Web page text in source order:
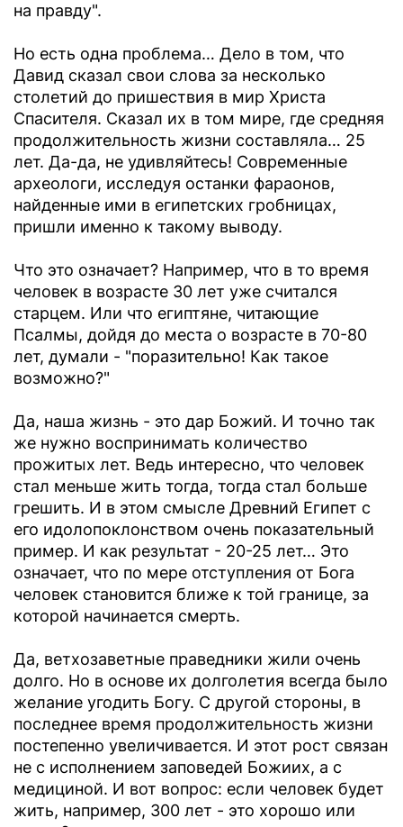
на правду".
Но есть одна проблема… Дело в том, что
Давид сказал свои слова за несколько
столетий до пришествия в мир Христа
Спасителя. Сказал их в том мире, где средняя
продолжительность жизни составляла… 25
лет. Да-да, не удивляйтесь! Современные
археологи, исследуя останки фараонов,
найденные ими в египетских гробницах,
пришли именно к такому выводу.
Что это означает? Например, что в то время
человек в возрасте 30 лет уже считался
старцем. Или что египтяне, читающие
Псалмы, дойдя до места о возрасте в 70-80
лет, думали - "поразительно! Как такое
возможно?"
Да, наша жизнь - это дар Божий. И точно так
же нужно воспринимать количество
прожитых лет. Ведь интересно, что человек
стал меньше жить тогда, тогда стал больше
грешить. И в этом смысле Древний Египет c
его идолопоклонством очень показательный
пример. И как результат - 20-25 лет… Это
означает, что по мере отступления от Бога
человек становится ближе к той границе, за
которой начинается смерть.
Да, ветхозаветные праведники жили очень
долго. Но в основе их долголетия всегда было
желание угодить Богу. С другой стороны, в
последнее время продолжительность жизни
постепенно увеличивается. И этот рост связан
не с исполнением заповедей Божиих, а с
медициной. И вот вопрос: если человек будет
жить, например, 300 лет - это хорошо или